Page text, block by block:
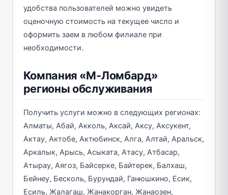
удобства пользователей можно увидеть
оценочную стоимость на текущее число и
оформить заем в любом филиале при
необходимости.
Компания «М-Ломбард»
регионы обслуживания
Получить услуги можно в следующих регионах:
Алматы, Абай, Акколь, Аксай, Аксу, Аксукент,
Актау, Актобе, Актюбинск, Алга, Алтай, Аральск,
Аркалык, Арысь, Асыката, Атасу, Атбасар,
Атырау, Аягоз, Байсерке, Байтерек, Балхаш,
Бейнеу, Бесколь, Бурундай, Ганюшкино, Есик,
Есиль, Жалагаш, Жанакорган, Жанаозен,